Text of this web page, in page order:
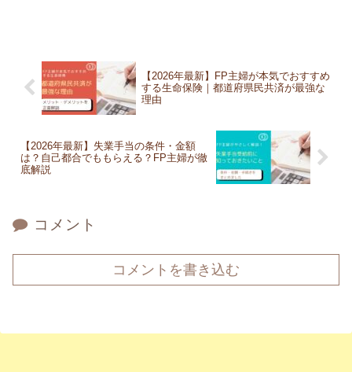
【2026年最新】FP主婦が本気でおすすめ
する生命保険｜都道府県民共済が最強な
理由
【2026年最新】失業手当の条件・金額
は？自己都合でももらえる？FP主婦が徹
底解説
コメント
コメントを書き込む